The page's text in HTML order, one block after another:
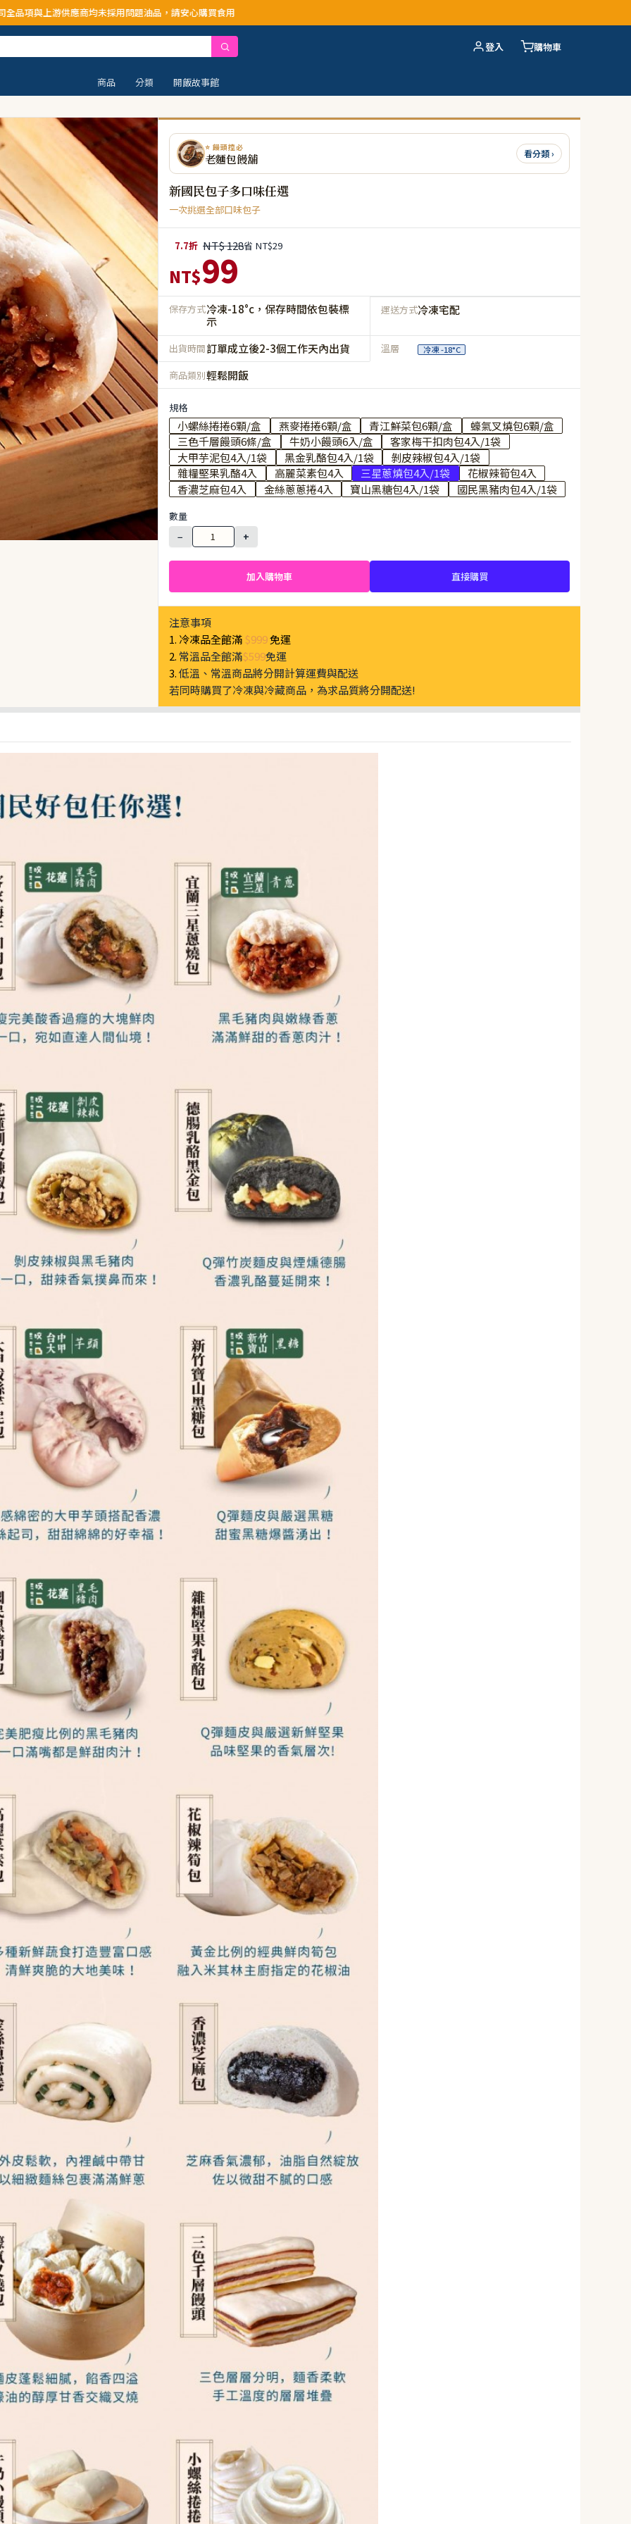
均未採用問題油品，請安心購買食用
登入 購物車
商品 分類 開飯故事館
⭐ 饅頭控必
老麵包饅舖 看分類 ›
新國民包子多口味任選
一次挑選全部口味包子
7.7折 NT$ 128省 NT$29
NT$99
保存方式冷凍-18°c，保存時間依包裝標
示
運送方式冷凍宅配
出貨時間訂單成立後2-3個工作天內出貨 溫層 冷凍 -18°C
商品類別輕鬆開飯
規格
小螺絲捲捲6顆/盒 燕麥捲捲6顆/盒 青江鮮菜包6顆/盒
蠔氣叉燒包6顆/盒
三色千層饅頭6條/盒
牛奶小饅頭6入/盒
客家梅干扣肉包4入/1袋
大甲芋泥包4入/1袋
黑金乳酪包4入/1袋
剝皮辣椒包4入/1袋
雜糧堅果乳酪4入
高麗菜素包4入 三星蔥燒包4入/1袋
花椒辣筍包4入
香濃芝麻包4入
金絲蔥蔥捲4入 寶山黑糖包4入/1袋 國民黑豬肉包4入/1袋
數量
−
+
加入購物車 直接購買
注意事項
1. 冷凍品全館滿 $999免運
2. 常溫品全館滿$599免運
3.低溫、常溫商品將分開計算運費與配送
若同時購買了冷凍與冷藏商品，為求品質將分開配送!